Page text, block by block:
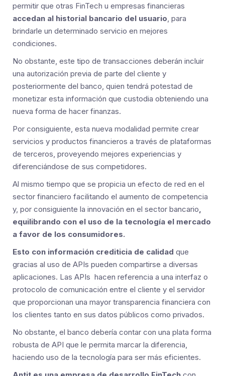
permitir que otras FinTech u empresas financieras
accedan al historial bancario del usuario , para
brindarle un determinado servicio en mejores
condiciones.
No obstante, este tipo de transacciones deberán incluir
una autorización previa de parte del cliente y
posteriormente del banco, quien tendrá potestad de
monetizar esta información que custodia obteniendo una
nueva forma de hacer finanzas.
Por consiguiente, esta nueva modalidad permite crear
servicios y productos financieros a través de plataformas
de terceros, proveyendo mejores experiencias y
diferenciándose de sus competidores.
Al mismo tiempo que se propicia un efecto de red en el
sector financiero facilitando el aumento de competencia
y, por consiguiente la innovación en el sector bancario
equilibrando con el uso de la tecnología el mercado
a favor de los consumidores.
Esto con información crediticia de calidad que
gracias al uso de APIs pueden compartirse a diversas
aplicaciones. Las APIs hacen referencia a una interfaz o
protocolo de comunicación entre el cliente y el servidor
que proporcionan una mayor transparencia financiera con
los clientes tanto en sus datos públicos como privados.
No obstante, el banco debería contar con una plata forma
robusta de API que le permita marcar la diferencia,
haciendo uso de la tecnología para ser más eficientes.